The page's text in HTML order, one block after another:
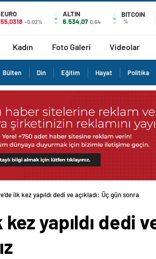
EURO
55,0318 -0.02%
ALTIN
6.534,07 0,64
BITCOIN
%
Kadın Foto Galeri Videolar
Bülten Din Eğitim Hayat Politika
ilk kez yapıldı dedi ve açıkladı: Üç gün sonra
yapıldı dedi